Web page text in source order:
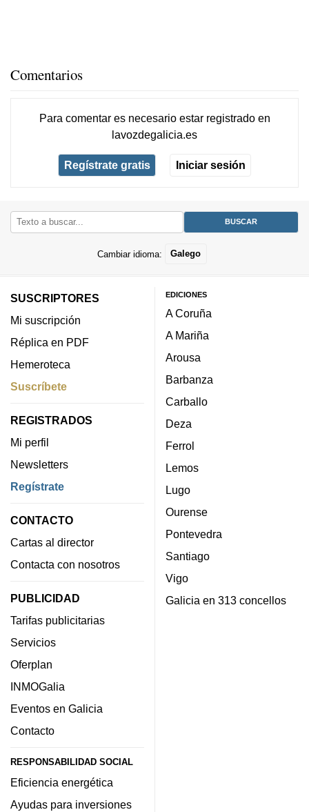
Comentarios
Para comentar es necesario estar registradoen
lavozdegalicia.es
Regístrate gratis Iniciar sesión
Cambiar idioma: Galego
SUSCRIPTORES
Mi suscripción
Réplica en PDF
Hemeroteca
Suscríbete
REGISTRADOS
Mi perfil
Newsletters
Regístrate
CONTACTO
Cartas al director
Contacta con nosotros
PUBLICIDAD
Tarifas publicitarias
Servicios
Oferplan
INMOGalia
Eventos en Galicia
Contacto
RESPONSABILIDAD SOCIAL
Eficiencia energética
Ayudas para inversiones
EDICIONES
A Coruña
A Mariña
Arousa
Barbanza
Carballo
Deza
Ferrol
Lemos
Lugo
Ourense
Pontevedra
Santiago
Vigo
Galicia en 313 concellos